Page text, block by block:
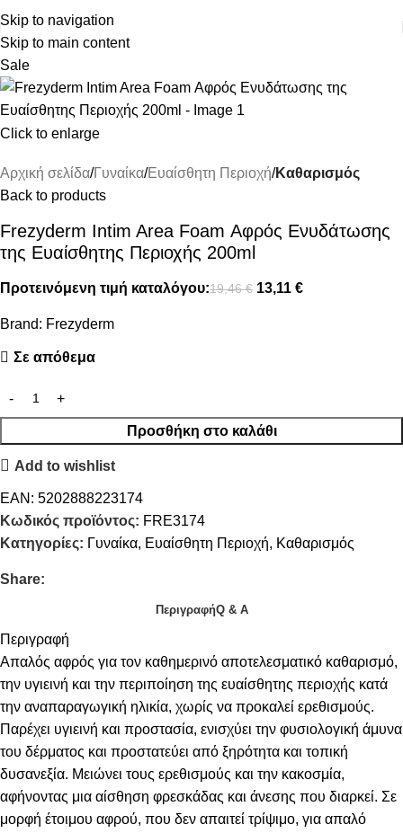
Skip to navigation
Skip to main content
ΔΩΡΕΑΝ ΜΕΤΑΦΟΡΙΚΑ ΑΝΩ ΤΩΝ 45€
Sale
Click to enlarge
Αρχική σελίδα Γυναίκα Ευαίσθητη Περιοχή Καθαρισμός
Back to products
Frezyderm Intim Area Foam Αφρός Ενυδάτωσης
της Ευαίσθητης Περιοχής 200ml
Προτεινόμενη τιμή καταλόγου:19,46€ 13,11 €
Brand: Frezyderm
Σε απόθεμα
Προσθήκη στο καλάθι
Add to wishlist
EAN: 5202888223174
Κωδικός προϊόντος: FRE3174
Κατηγορίες: Γυναίκα, Ευαίσθητη Περιοχή, Καθαρισμός
Share:
ΠεριγραφήQ & A
Περιγραφή
Απαλός αφρός για τον καθημερινό αποτελεσματικό καθαρισμό,
την υγιεινή και την περιποίηση της ευαίσθητης περιοχής κατά
την αναπαραγωγική ηλικία, χωρίς να προκαλεί ερεθισμούς.
Παρέχει υγιεινή και προστασία, ενισχύει την φυσιολογική άμυνα
του δέρματος και προστατεύει από ξηρότητα και τοπική
δυσανεξία. Μειώνει τους ερεθισμούς και την κακοσμία,
αφήνοντας μια αίσθηση φρεσκάδας και άνεσης που διαρκεί. Σε
μορφή έτοιμου αφρού, που δεν απαιτεί τρίψιμο, για απαλό